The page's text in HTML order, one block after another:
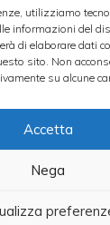
utilizziamo
informazioni del
di elaborare dati
sito. Non
su alcune
Accetta
Nega
a
quindi su
l’aspetto
in
aggiunto
vengono
conditeli